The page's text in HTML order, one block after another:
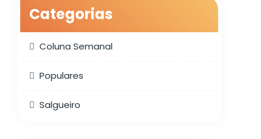
Categorias
Coluna Semanal
Populares
Salgueiro